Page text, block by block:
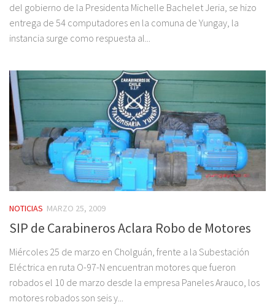
del gobierno de la Presidenta Michelle Bachelet Jeria, se hizo
entrega de 54 computadores en la comuna de Yungay, la
instancia surge como respuesta al...
NOTICIAS MARZO 25, 2009
SIP de Carabineros Aclara Robo de Motores
Miércoles 25 de marzo en Cholguán, frente a la Subestación
Eléctrica en ruta O-97-N encuentran motores que fueron
robados el 10 de marzo desde la empresa Paneles Arauco, los
motores robados son seis y...